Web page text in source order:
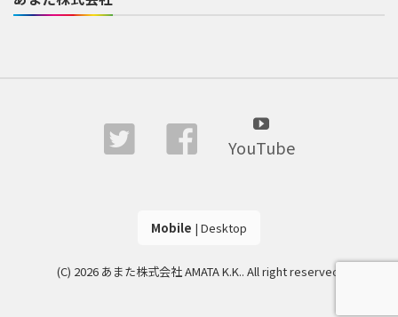
YouTube
Mobile | Desktop
(C) 2026 あまた株式会社 AMATA K.K.. All right reserved.